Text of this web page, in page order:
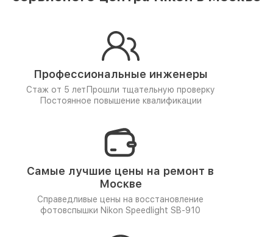
Профессиональные инженеры
Стаж от 5 лет Прошли тщательную проверку
Постоянное повышение квалификации
Самые лучшие цены на ремонт в
Москве
Справедливые цены на восстановление
фотовспышки Nikon Speedlight SB-910